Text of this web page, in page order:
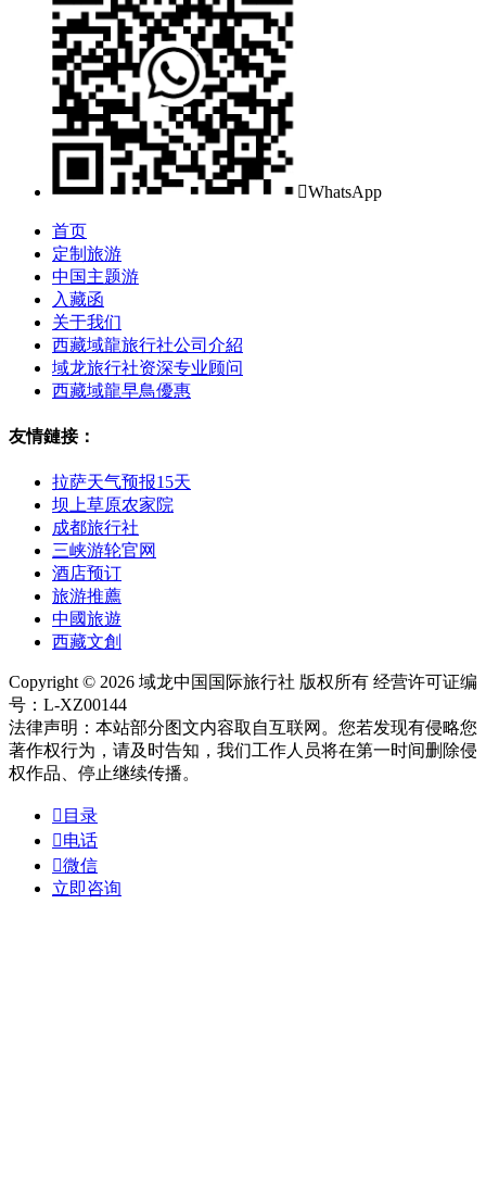
WhatsApp
首页
定制旅游
中国主题游
入藏函
关于我们
西藏域龍旅行社公司介紹
域龙旅行社资深专业顾问
西藏域龍早鳥優惠
友情鏈接：
拉萨天气预报15天
坝上草原农家院
成都旅行社
三峡游轮官网
酒店预订
旅游推薦
中國旅遊
西藏文創
Copyright © 2026 域龙中国国际旅行社 版权所有 经营许可证编
号：L-XZ00144
法律声明：本站部分图文内容取自互联网。您若发现有侵略您
著作权行为，请及时告知，我们工作人员将在第一时间删除侵
权作品、停止继续传播。
 目录
电话
微信
立即咨询